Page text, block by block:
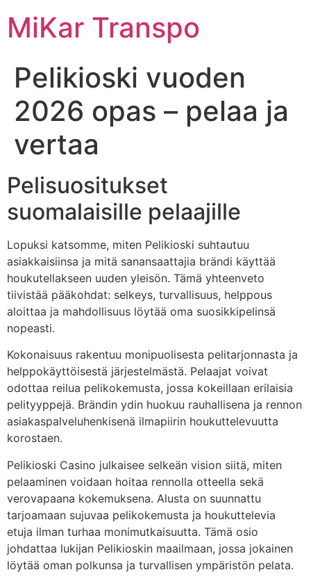
content
MiKar Transpo
Pelikioski vuoden
2026 opas – pelaa ja
vertaa
Pelisuositukset
suomalaisille pelaajille
Lopuksi katsomme, miten Pelikioski suhtautuu
asiakkaisiinsa ja mitä sanansaattajia brändi käyttää
houkutellakseen uuden yleisön. Tämä yhteenveto
tiivistää pääkohdat: selkeys, turvallisuus, helppous
aloittaa ja mahdollisuus löytää oma suosikkipelinsä
nopeasti.
Kokonaisuus rakentuu monipuolisesta pelitarjonnasta ja
helppokäyttöisestä järjestelmästä. Pelaajat voivat
odottaa reilua pelikokemusta, jossa kokeillaan erilaisia
pelityyppejä. Brändin ydin huokuu rauhallisena ja rennon
asiakaspalveluhenkisenä ilmapiirin houkuttelevuutta
korostaen.
Pelikioski Casino julkaisee selkeän vision siitä, miten
pelaaminen voidaan hoitaa rennolla otteella sekä
verovapaana kokemuksena. Alusta on suunnattu
tarjoamaan sujuvaa pelikokemusta ja houkuttelevia
etuja ilman turhaa monimutkaisuutta. Tämä osio
johdattaa lukijan Pelikioskin maailmaan, jossa jokainen
löytää oman polkunsa ja turvallisen ympäristön pelata.